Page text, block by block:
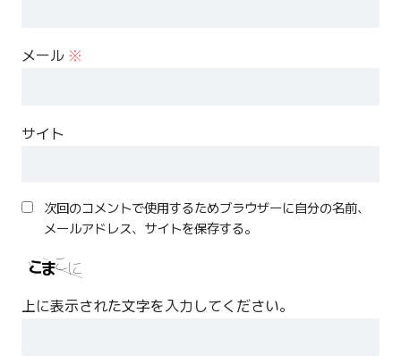
メール ※
サイト
次回のコメントで使用するためブラウザーに自分の名前、
メールアドレス、サイトを保存する。
上に表示された文字を入力してください。